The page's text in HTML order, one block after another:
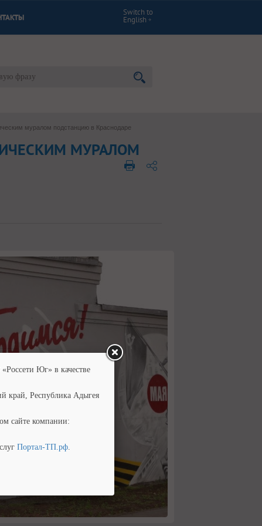
Switch to
English
муралом подстанцию в Краснодаре
МУРАЛОМ
Юг» в качестве
край, Республика Адыгея
сайте компании:
Портал-ТП.рф.